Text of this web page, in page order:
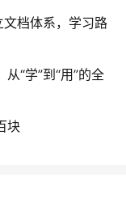
文档体系，学习路
“学”到“用”的全
块